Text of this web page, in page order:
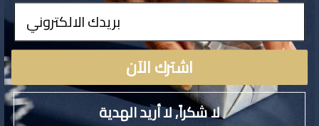
لا توجد تفاصيل لهذا المنتج
ادخال
اشترك الآن
لا شكراً, لا أريد الهدية